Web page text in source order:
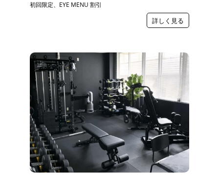
初回限定、EYE MENU 割引
詳しく見る